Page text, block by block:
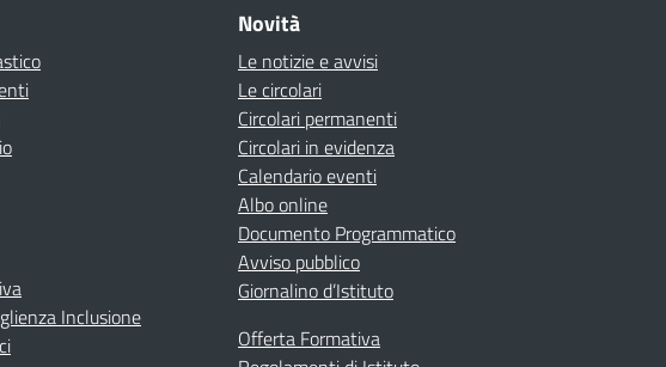
Inclusione
Novità
Le notizie e avvisi
Le circolari
Circolari permanenti
Circolari in evidenza
Calendario eventi
Albo online
Documento Programmatico
Avviso pubblico
Giornalino d’Istituto
Offerta Formativa